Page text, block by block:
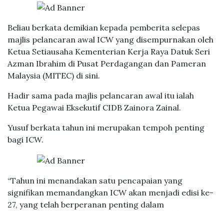
Beliau berkata demikian kepada pemberita selepas
majlis pelancaran awal ICW yang disempurnakan oleh
Ketua Setiausaha Kementerian Kerja Raya Datuk Seri
Azman Ibrahim di Pusat Perdagangan dan Pameran
Malaysia (MITEC) di sini.
Hadir sama pada majlis pelancaran awal itu ialah
Ketua Pegawai Eksekutif CIDB Zainora Zainal.
Yusuf berkata tahun ini merupakan tempoh penting
bagi ICW.
“Tahun ini menandakan satu pencapaian yang
signifikan memandangkan ICW akan menjadi edisi ke-
27, yang telah berperanan penting dalam